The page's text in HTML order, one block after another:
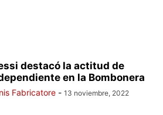
destacó la actitud de
en la Bombonera
Fabricatore - 13 noviembre, 2022